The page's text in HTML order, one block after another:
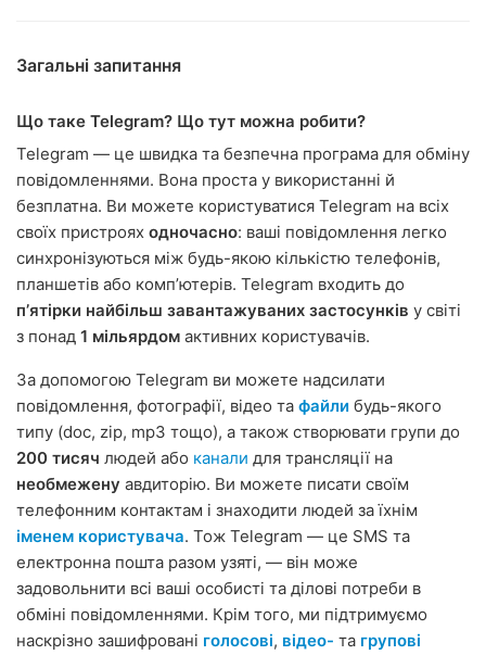
Загальні запитання
Що таке Telegram? Що тут можна робити?
Telegram — це швидка та безпечна програма для обміну
повідомленнями. Вона проста у використанні й
безплатна. Ви можете користуватися Telegram на всіх
своїх пристроях одночасно: ваші повідомлення легко
синхронізуються між будь-якою кількістю телефонів,
планшетів або компʼютерів. Telegram входить до
пʼятірки найбільш завантажуваних застосунків у світі
з понад 1 мільярдом активних користувачів.
За допомогою Telegram ви можете надсилати
повідомлення, фотографії, відео та файли будь-якого
типу (doc, zip, mp3 тощо), а також створювати групи до
200 тисяч людей або канали для трансляції на
необмежену авдиторію. Ви можете писати своїм
телефонним контактам і знаходити людей за їхнім
іменем користувача. Тож Telegram — це SMS та
електронна пошта разом узяті, — він може
задовольнити всі ваші особисті та ділові потреби в
обміні повідомленнями. Крім того, ми підтримуємо
наскрізно зашифровані голосові, відео- та групові